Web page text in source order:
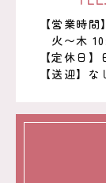
【営業時間】
火〜木
【定休日
【送迎】な